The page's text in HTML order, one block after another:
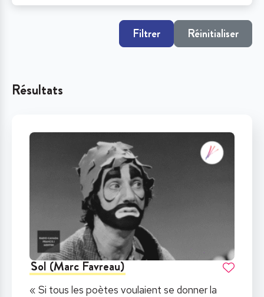
Filtrer Réinitialiser
Résultats
Sol (Marc Favreau)
« Si tous les poètes voulaient se donner la